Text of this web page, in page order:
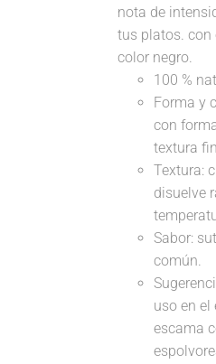
nota de
tus platos. con
color negro.
100 %
Forma y
con
textura
Textura:
disuelve
Sabor:
común.
uso en
escama